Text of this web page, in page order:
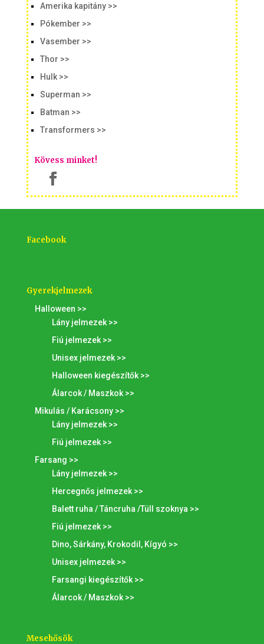
Amerika kapitány >>
Pókember >>
Vasember >>
Thor >>
Hulk >>
Superman >>
Batman >>
Transformers >>
Kövess minket!
Facebook
Gyerekjelmezek
Halloween >>
Lány jelmezek >>
Fiú jelmezek >>
Unisex jelmezek >>
Halloween kiegészítők >>
Álarcok / Maszkok >>
Mikulás / Karácsony >>
Lány jelmezek >>
Fiú jelmezek >>
Farsang >>
Lány jelmezek >>
Hercegnős jelmezek >>
Balett ruha / Táncruha /Tüll szoknya >>
Fiú jelmezek >>
Dino, Sárkány, Krokodil, Kígyó >>
Unisex jelmezek >>
Farsangi kiegészítők >>
Álarcok / Maszkok >>
Mesehősök